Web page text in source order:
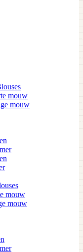
mouw
mouw
mouw
mouw